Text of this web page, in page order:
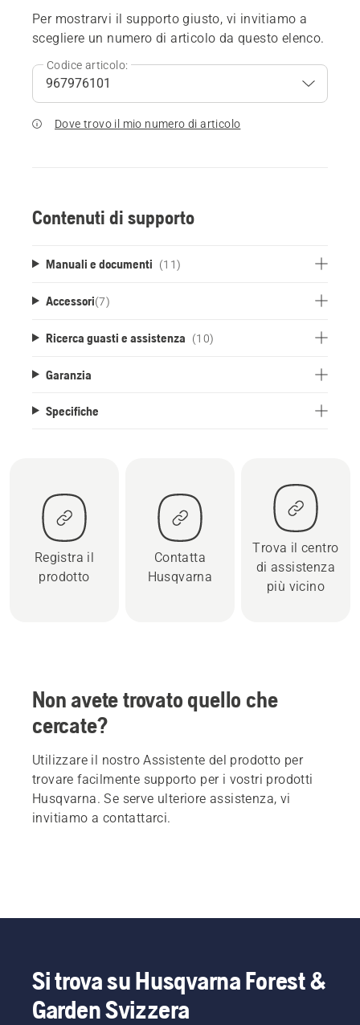
Per mostrarvi il supporto giusto, vi invitiamo a
scegliere un numero di articolo da questo elenco.
Codice articolo:
Dove trovo il mio numero di articolo
Contenuti di supporto
Manuali e documenti (11)
Accessori(7)
Ricerca guasti e assistenza (10)
Garanzia
Specifiche
Registra il
prodotto
Contatta
Husqvarna
Trova il centro
di assistenza
più vicino
Non avete trovato quello che
cercate?
Utilizzare il nostro Assistente del prodotto per
trovare facilmente supporto per i vostri prodotti
Husqvarna. Se serve ulteriore assistenza, vi
invitiamo a contattarci.
Si trova su Husqvarna Forest &
Garden Svizzera